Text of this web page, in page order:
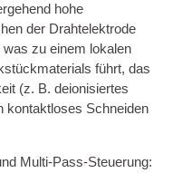
hohe
der Drahtelektrode
zu einem lokalen
führt, das
(z. B. deionisiertes
kontaktloses Schneiden
Multi-Pass-Steuerung: